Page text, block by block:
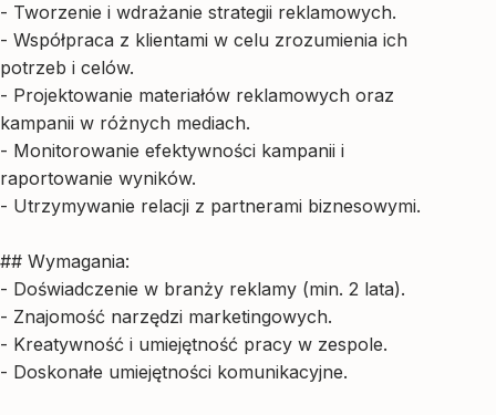
- Tworzenie i wdrażanie strategii reklamowych.
- Współpraca z klientami w celu zrozumienia ich
potrzeb i celów.
- Projektowanie materiałów reklamowych oraz
kampanii w różnych mediach.
- Monitorowanie efektywności kampanii i
raportowanie wyników.
- Utrzymywanie relacji z partnerami biznesowymi.
## Wymagania:
- Doświadczenie w branży reklamy (min. 2 lata).
- Znajomość narzędzi marketingowych.
- Kreatywność i umiejętność pracy w zespole.
- Doskonałe umiejętności komunikacyjne.